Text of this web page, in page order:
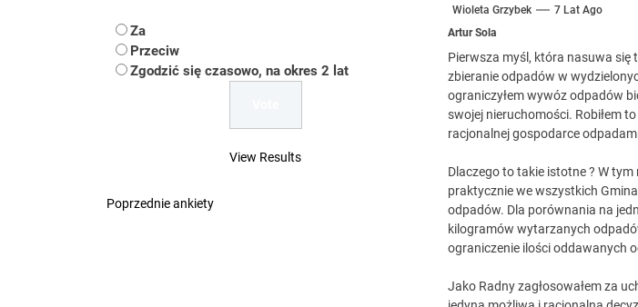
Uwaga Dębieńsko – woda nieprzydatna do spożycia!!!
Ilu mieszkańców ma Rybnik?
Dość komentowania kolejnych afer w ochronie zdrowia —
Wioleta Grzybek
7 Lat Ago
Artur Sola
Pierwsza myśl, która nasuwa się
zbieranie odpadów w
ograniczyłem wywóz odpadów
swojej nieruchomości. Robiłem
racjonalnej gospodarce
Dlaczego to takie istotne ? W
praktycznie we wszystkich
odpadów. Dla porównania na
kilogramów wytarzanych
ograniczenie ilości oddawanych
Jako Radny zagłosowałem za
Za
Przeciw
Zgodzić się czasowo, na okres 2 lat
View Results
Poprzednie ankiety